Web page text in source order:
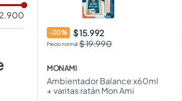
-20%
$ 15.992
$ 19.990
MON AMI
Ambientador Balance x60ml
+ varitas ratán Mon Ami